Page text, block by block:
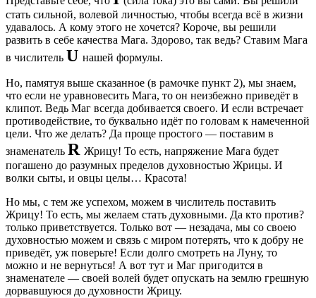
стать сильной, волевой личностью, чтобы всегда всё в жизни
удавалось. А кому этого не хочется? Короче, вы решили
развить в себе качества Мага. Здорово, так ведь? Ставим Мага
в числитель U нашей формулы.
Но, памятуя выше сказанное (в рамочке пункт 2), мы знаем,
что если не уравновесить Мага, то он неизбежно приведёт в
клипот. Ведь Маг всегда добивается своего. И если встречает
противодействие, то буквально идёт по головам к намеченной
цели. Что же делать? Да проще простого — поставим в
знаменатель R Жрицу! То есть, напряжение Мага будет
погашено до разумных пределов духовностью Жрицы. И
волки сыты, и овцы целы… Красота!
Но мы, с тем же успехом, можем в числитель поставить
Жрицу! То есть, мы желаем стать духовными. Да кто против?
только приветствуется. Только вот — незадача, мы со своею
духовностью можем и связь с миром потерять, что к добру не
приведёт, уж поверьте! Если долго смотреть на Луну, то
можно и не вернуться! А вот тут и Маг пригодится в
знаменателе — своей волей будет опускать на землю грешную
дорвавшуюся до духовности Жрицу.